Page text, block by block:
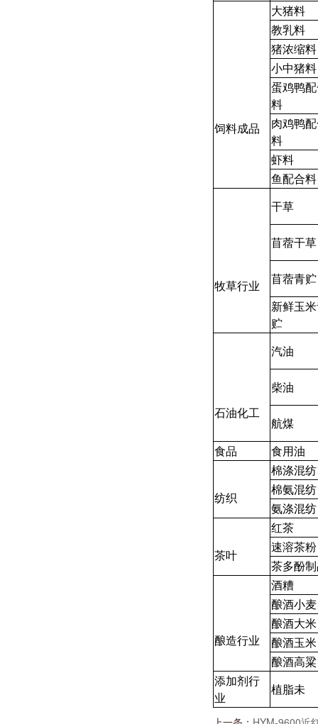
饲料成品
大猪料
教乳料
猪浓缩料
小中猪料
蛋鸡鸭
料
肉鸡鸭
料
虾料
鱼配合料
牧草行业
干草
苜蓿干草
苜蓿青贮
新鲜玉
贮
石油化工
汽油
柴油
航煤
食品
食用油
纺织
棉涤混纺
棉氨混纺
氨涤混纺
茶叶
红茶
速溶茶粉
茶多酚
酿造行业
酒糟
酿酒小麦
酿酒大米
酿酒玉米
酿酒高粱
添加剂行
业
植脂未